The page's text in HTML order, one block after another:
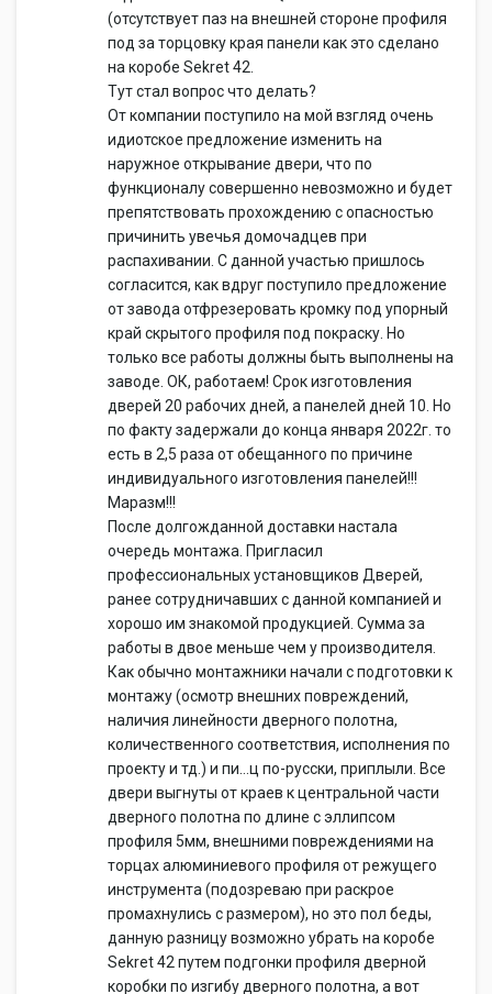
(отсутствует паз на внешней стороне профиля
под за торцовку края панели как это сделано
на коробе Sekret 42.
Тут стал вопрос что делать?
От компании поступило на мой взгляд очень
идиотское предложение изменить на
наружное открывание двери, что по
функционалу совершенно невозможно и будет
препятствовать прохождению с опасностью
причинить увечья домочадцев при
распахивании. С данной участью пришлось
согласится, как вдруг поступило предложение
от завода отфрезеровать кромку под упорный
край скрытого профиля под покраску. Но
только все работы должны быть выполнены на
заводе. ОК, работаем! Срок изготовления
дверей 20 рабочих дней, а панелей дней 10. Но
по факту задержали до конца января 2022г. то
есть в 2,5 раза от обещанного по причине
индивидуального изготовления панелей!!!
Маразм!!!
После долгожданной доставки настала
очередь монтажа. Пригласил
профессиональных установщиков Дверей,
ранее сотрудничавших с данной компанией и
хорошо им знакомой продукцией. Сумма за
работы в двое меньше чем у производителя.
Как обычно монтажники начали с подготовки к
монтажу (осмотр внешних повреждений,
наличия линейности дверного полотна,
количественного соответствия, исполнения по
проекту и тд.) и пи…ц по-русски, приплыли. Все
двери выгнуты от краев к центральной части
дверного полотна по длине с эллипсом
профиля 5мм, внешними повреждениями на
торцах алюминиевого профиля от режущего
инструмента (подозреваю при раскрое
промахнулись с размером), но это пол беды,
данную разницу возможно убрать на коробе
Sekret 42 путем подгонки профиля дверной
коробки по изгибу дверного полотна, а вот